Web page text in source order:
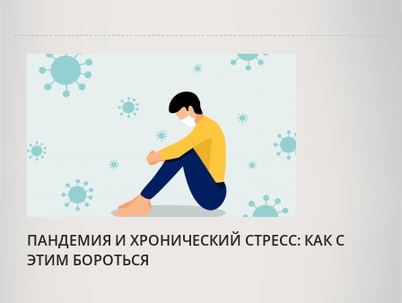
ПАНДЕМИЯ И ХРОНИЧЕСКИЙ СТРЕСС: КАК С
ЭТИМ БОРОТЬСЯ